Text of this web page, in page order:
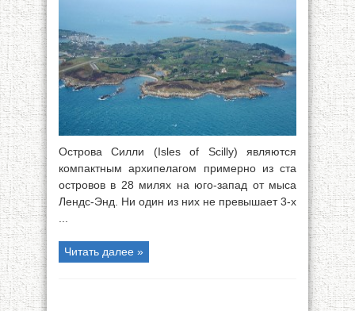
Острова Силли (Isles of Scilly) являются
компактным архипелагом примерно из ста
островов в 28 милях на юго-запад от мыса
Лендс-Энд. Ни один из них не превышает 3-х
Читать далее »